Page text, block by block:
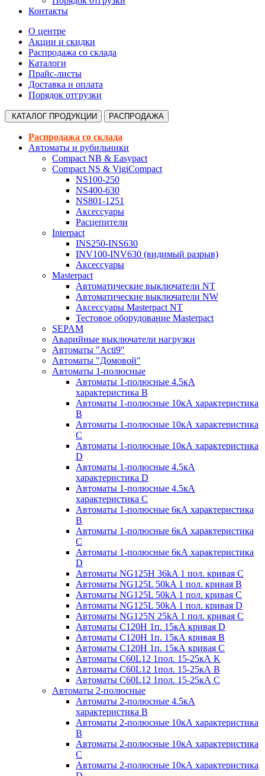
Контакты
О центре
Акции и скидки
Распродажа со склада
Каталоги
Прайс-листы
Доставка и оплата
Порядок отгрузки
КАТАЛОГ ПРОДУКЦИИ РАСПРОДАЖА
Распродажа со склада
Автоматы и рубильники
Compact NB & Easypact
Compact NS & VigiCompact
NS100-250
NS400-630
NS801-1251
Аксессуары
Расцепители
Interpact
INS250-INS630
INV100-INV630 (видимый разрыв)
Аксессуары
Masterpact
Автоматические выключатели NT
Автоматические выключатели NW
Аксессуары Masterpact NT
Тестовое оборудование Masterpact
SEPAM
Аварийные выключатели нагрузки
Автоматы "Acti9"
Автоматы "Домовой"
Автоматы 1-полюсные
Автоматы 1-полюсные 4.5кА
характеристика В
Автоматы 1-полюсные 10кА характеристика
B
Автоматы 1-полюсные 10кА характеристика
C
Автоматы 1-полюсные 10кА характеристика
D
Автоматы 1-полюсные 4.5кА
характеристика D
Автоматы 1-полюсные 4.5кА
характеристика С
Автоматы 1-полюсные 6кА характеристика
B
Автоматы 1-полюсные 6кА характеристика
C
Автоматы 1-полюсные 6кА характеристика
D
Автоматы NG125H 36kA 1 пол. кривая C
Автоматы NG125L 50kA 1 пол. кривая B
Автоматы NG125L 50kA 1 пол. кривая C
Автоматы NG125L 50kA 1 пол. кривая D
Автоматы NG125N 25kA 1 пол. кривая C
Автоматы С120H 1п. 15кА кривая D
Автоматы С120H 1п. 15кА кривая В
Автоматы С120H 1п. 15кА кривая С
Автоматы С60L12 1пол. 15-25кА K
Автоматы С60L12 1пол. 15-25кА В
Автоматы С60L12 1пол. 15-25кА С
Автоматы 2-полюсные
Автоматы 2-полюсные 4.5кА
характеристика В
Автоматы 2-полюсные 10кА характеристика
B
Автоматы 2-полюсные 10кА характеристика
C
Автоматы 2-полюсные 10кА характеристика